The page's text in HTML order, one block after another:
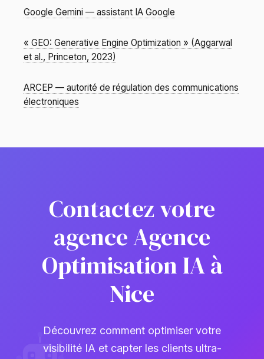
Google Gemini — assistant IA Google
« GEO: Generative Engine Optimization » (Aggarwal
et al., Princeton, 2023)
ARCEP — autorité de régulation des communications
électroniques
Contactez votre
agence Agence
Optimisation IA à
Nice
Découvrez comment optimiser votre
visibilité IA et capter les clients ultra-